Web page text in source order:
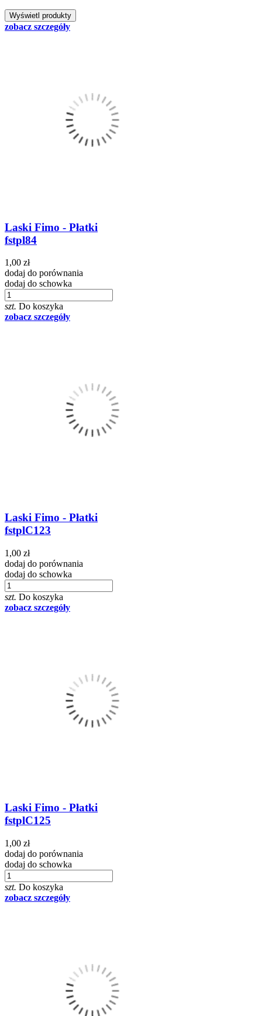
zobacz szczegóły
Laski Fimo - Płatki
fstpl84
1,00 zł
dodaj do porównania
dodaj do schowka
szt. Do koszyka
zobacz szczegóły
Laski Fimo - Płatki
fstplC123
1,00 zł
dodaj do porównania
dodaj do schowka
szt. Do koszyka
zobacz szczegóły
Laski Fimo - Płatki
fstplC125
1,00 zł
dodaj do porównania
dodaj do schowka
szt. Do koszyka
zobacz szczegóły